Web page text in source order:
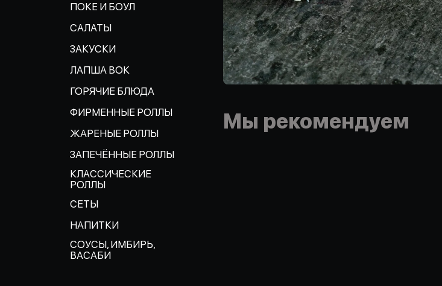
ПОКЕ И БОУЛ
САЛАТЫ
ЗАКУСКИ
ЛАПША ВОК
ГОРЯЧИЕ БЛЮДА
ФИРМЕННЫЕ РОЛЛЫ
ЖАРЕНЫЕ РОЛЛЫ
ЗАПЕЧЁННЫЕ РОЛЛЫ
КЛАССИЧЕСКИЕ
РОЛЛЫ
СЕТЫ
НАПИТКИ
СОУСЫ, ИМБИРЬ,
ВАСАБИ
Мы рекомендуем